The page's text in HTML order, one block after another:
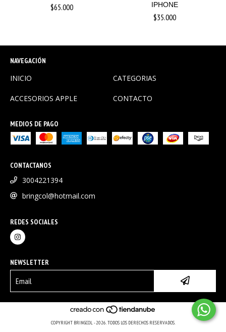
$65.000
IPHONE
$35.000
NAVEGACIÓN
INICIO CATEGORIAS
ACCESORIOS APPLE CONTACTO
MEDIOS DE PAGO
CONTACTANOS
3004221394
bringcol@hotmail.com
REDES SOCIALES
NEWSLETTER
COPYRIGHT BRINGCOL - 2026. TODOS LOS DERECHOS RESERVADOS.